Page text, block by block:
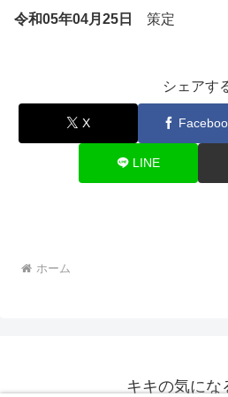
令和05年04月25日 策定
シェアす
X
LINE
ホーム
キキの気にな